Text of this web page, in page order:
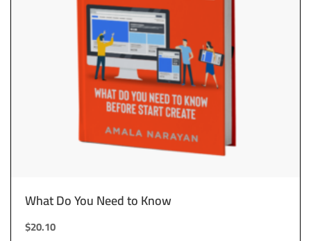
What Do You Need to Know
$20.10